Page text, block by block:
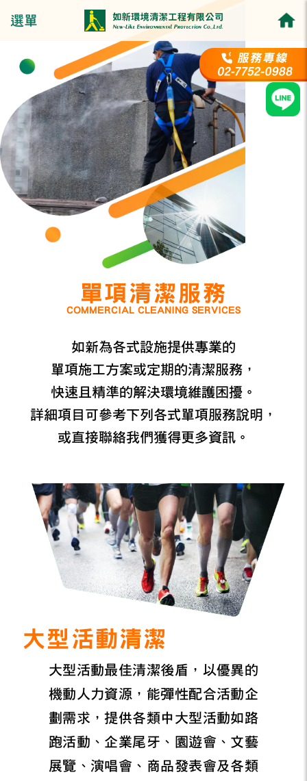
選單
單項清潔服務
COMMERCIAL CLEANING SERVICES
如新為各式設施提供專業的
單項施工方案或定期的清潔服務，
快速且精準的解決環境維護困擾。
詳細項目可參考下列各式單項服務說明，
或直接聯絡我們獲得更多資訊。
大型活動清潔
大型活動最佳清潔後盾，以優異的
機動人力資源，能彈性配合活動企
劃需求，提供各類中大型活動如路
跑活動、企業尾牙、園遊會、文藝
展覽、演唱會、商品發表會及各類